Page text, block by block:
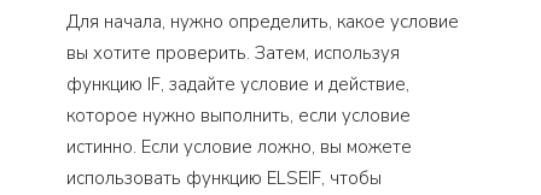
Для начала, нужно определить, какое условие
вы хотите проверить. Затем, используя
функцию IF, задайте условие и действие,
которое нужно выполнить, если условие
истинно. Если условие ложно, вы можете
использовать функцию ELSEIF, чтобы